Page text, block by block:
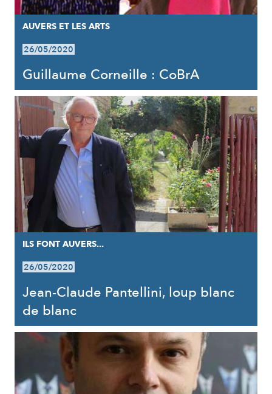
AUVERS ET LES ARTS
26/05/2020
Guillaume Corneille : CoBrA
ILS FONT AUVERS...
26/05/2020
Jean-Claude Pantellini, loup blanc
de blanc